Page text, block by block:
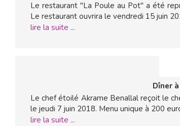
Le restaurant "La Poule au Pot" a été
Le restaurant ouvrira le vendredi 15 juin
lire la suite ...
Dîner
Le chef étoilé Akrame Benallal reçoit le
le jeudi 7 juin 2018. Menu unique à 200
lire la suite ...